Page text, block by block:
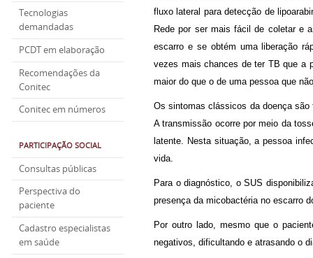
Tecnologias
demandadas
PCDT em elaboração
Recomendações da
Conitec
Conitec em números
PARTICIPAÇÃO SOCIAL
Consultas públicas
Perspectiva do
paciente
Cadastro especialistas
em saúde
fluxo lateral para detecção de
Rede por ser mais fácil de coletar e
escarro e se obtém uma liberação
vezes mais chances de ter TB que a
maior do que o de uma pessoa que
Os sintomas clássicos da doença
A transmissão ocorre por meio da
latente. Nesta situação, a pessoa
vida.
Para o diagnóstico, o SUS
presença da micobactéria no escarro
Por outro lado, mesmo que o
negativos, dificultando e atrasando o